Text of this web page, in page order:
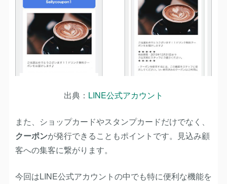
出典： LINE公式アカウント
また、ショップカードやスタンプカードだけでなく、
クーポンが発行できることもポイントです。見込み顧
客への集客に繋がります。
今回はLINE公式アカウントの中でも特に便利な機能を